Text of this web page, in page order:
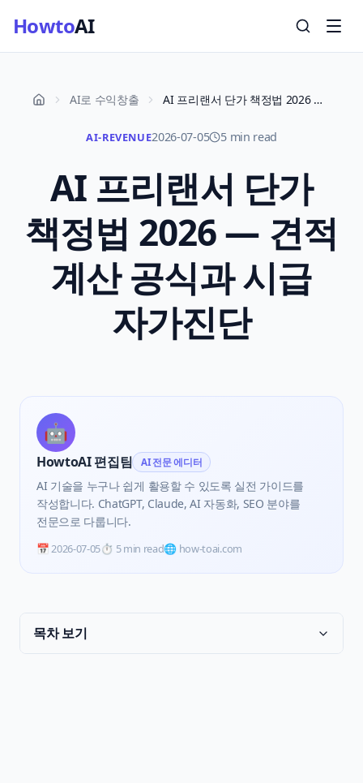
HowtoAI
AI로 수익창출 AI 프리랜서 단가 책정법 2026 — 견적 계산 공식과 시급 자가진단
AI-REVENUE2026-07-05 5 min read
AI 프리랜서 단가
책정법 2026 — 견적
계산 공식과 시급
자가진단
🤖
HowtoAI 편집팀 AI 전문 에디터
AI 기술을 누구나 쉽게 활용할 수 있도록 실전 가이드를
작성합니다. ChatGPT, Claude, AI 자동화, SEO 분야를
전문으로 다룹니다.
📅2026-07-05⏱️ 5 min read🌐 how-toai.com
목차 보기